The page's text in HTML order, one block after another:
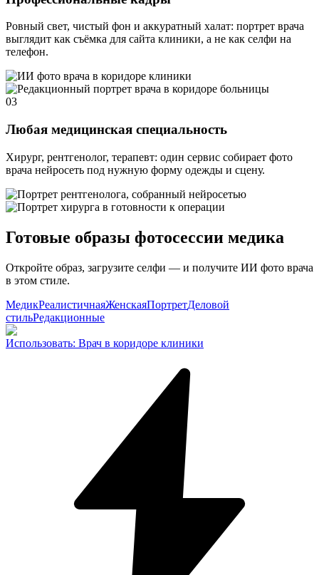
Ровный свет, чистый фон и аккуратный халат: портрет врача
выглядит как съёмка для сайта клиники, а не как селфи на
телефон.
03
Любая медицинская специальность
Хирург, рентгенолог, терапевт: один сервис собирает фото
врача нейросеть под нужную форму одежды и сцену.
Готовые образы фотосессии медика
Откройте образ, загрузите селфи — и получите ИИ фото врача
в этом стиле.
МедикРеалистичнаяЖенскаяПортретДеловой
стильРедакционные
Использовать: Врач в коридоре клиники